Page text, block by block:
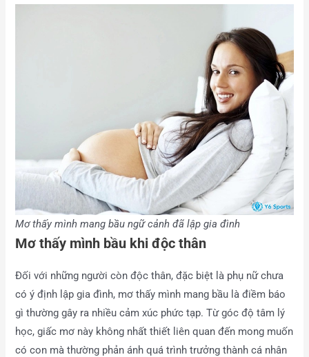
Mơ thấy mình mang bầu ngữ cảnh đã lập gia đình
Mơ thấy mình bầu khi độc thân
Đối với những người còn độc thân, đặc biệt là phụ nữ chưa
có ý định lập gia đình, mơ thấy mình mang bầu là điềm báo
gì thường gây ra nhiều cảm xúc phức tạp. Từ góc độ tâm lý
học, giấc mơ này không nhất thiết liên quan đến mong muốn
có con mà thường phản ánh quá trình trưởng thành cá nhân